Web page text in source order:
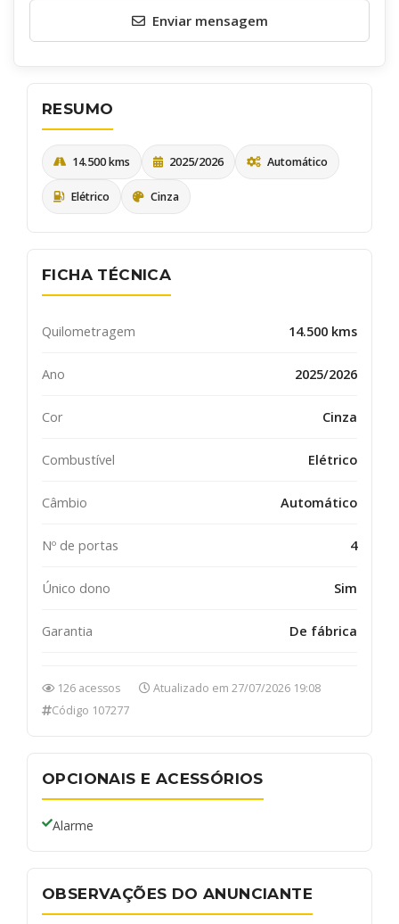
RESUMO
14.500 kms 2025/2026 Automático
Elétrico Cinza
FICHA TÉCNICA
Quilometragem 14.500 kms
Ano 2025/2026
Cor Cinza
Combustível Elétrico
Câmbio Automático
Nº de portas 4
Único dono Sim
Garantia De fábrica
126 acessos
Atualizado em 27/07/2026 19:08
Código 107277
OPCIONAIS E ACESSÓRIOS
Alarme
OBSERVAÇÕES DO ANUNCIANTE
Enviar mensagem
Receber informativos do AutoSerra e parceiros